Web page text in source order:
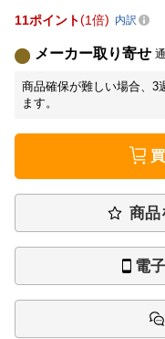
11ポイント 1倍 内訳
メーカー取り寄せ
商品確保が難しい場合、3
ます。
商品
電